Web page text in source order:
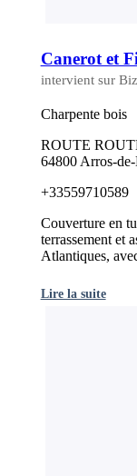
Canerot et
intervient sur
Charpente bois
ROUTE
64800 Arros-
+33559710589
Couverture en
terrassement et
Atlantiques,
Lire la suite